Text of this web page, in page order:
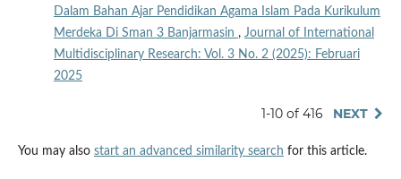
Dalam Bahan Ajar Pendidikan Agama Islam Pada Kurikulum
Merdeka Di Sman 3 Banjarmasin , Journal of International
Multidisciplinary Research: Vol. 3 No. 2 (2025): Februari
2025
1-10 of 416 NEXT
You may also start an advanced similarity search for this article.